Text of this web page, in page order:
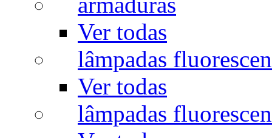
Ver todas
lâmpadas
Ver todas
lâmpadas